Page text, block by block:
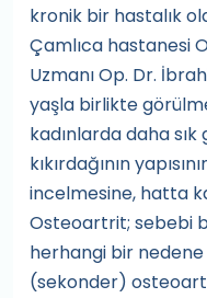
kronik bir hastalık
Çamlıca hastanesi
Uzmanı Op. Dr.
yaşla birlikte
kadınlarda daha
kıkırdağının
incelmesine, hatta
Osteoartrit; sebebi
herhangi bir
(sekonder)